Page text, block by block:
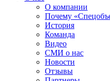
О компании
Почему
История
Команда
Видео
СМИ о нас
Новости
Отзывы